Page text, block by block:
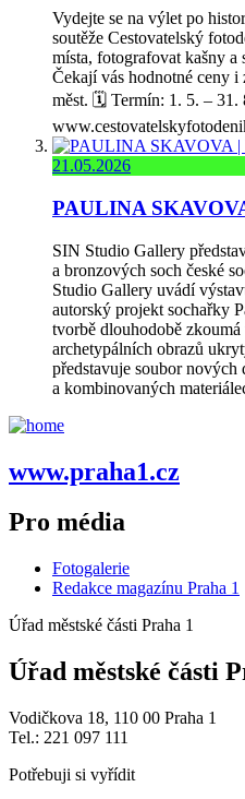
Vydejte se na výlet po
soutěže Cestovatelský
místa, fotografovat kašny
Čekají vás hodnotné ceny i
měst. 🗓️ Termín: 1. 5. –
21.05.2026
PAULINA
SIN Studio Gallery
a bronzových soch české
Studio Gallery uvádí
autorský projekt sochařky
tvorbě dlouhodobě
archetypálních obrazů
představuje soubor nových
a kombinovaných
www.praha1.cz
Pro média
Fotogalerie
Redakce magazínu Praha 1
Úřad městské části Praha 1
Úřad městské části
Vodičkova 18, 110 00 Praha 1
Tel.: 221 097 111
Potřebuji si vyřídit